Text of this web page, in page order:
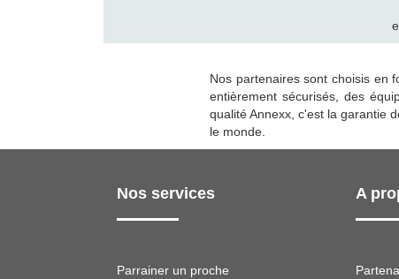
Nos partenaires sont choisis en
entièrement sécurisés, des
qualité Annexx, c'est la garantie
le monde.
Nos services
Parrainer un proche
A